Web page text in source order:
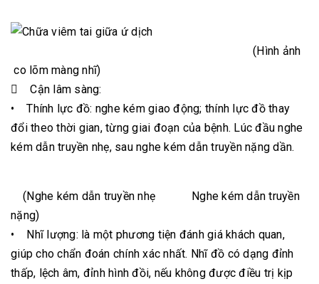
(Hình ảnh
co lõm màng nhĩ)
 Cận lâm sàng:
• Thính lực đồ: nghe kém giao động; thính lực đồ thay
đổi theo thời gian, từng giai đoạn của bệnh. Lúc đầu nghe
kém dẫn truyền nhẹ, sau nghe kém dẫn truyền nặng dần.
(Nghe kém dẫn truyền nhẹ Nghe kém dẫn truyền
nặng)
• Nhĩ lượng: là một phương tiện đánh giá khách quan,
giúp cho chẩn đoán chính xác nhất. Nhĩ đồ có dạng đỉnh
thấp, lệch âm, đỉnh hình đồi, nếu không được điều trị kịp